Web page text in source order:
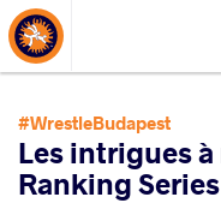
About Events
#WrestleBudapest
Les intrigues
Ranking